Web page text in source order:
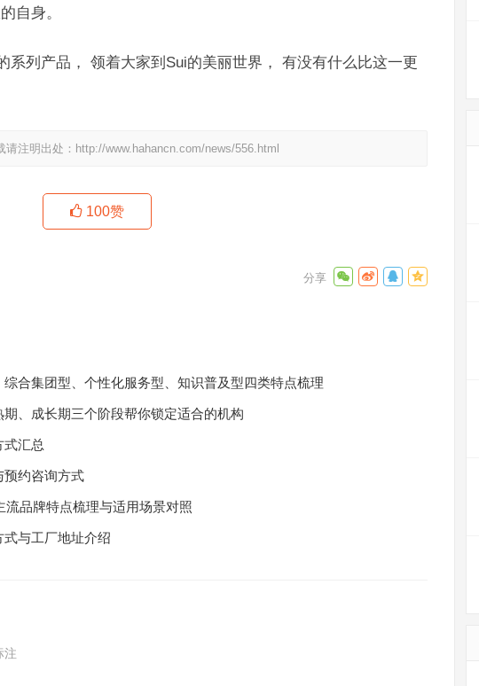
自身。
系列产品， 领着大家到Sui的美丽世界， 有没有什么比这一更
注明出处： http://www.hahancn.com/news/556.html
100赞
合集团型、个性化服务型、知识普及型四类特点梳理
、成长期三个阶段帮你锁定适合的机构
汇总
预约咨询方式
品牌特点梳理与适用场景对照
与工厂地址介绍
注